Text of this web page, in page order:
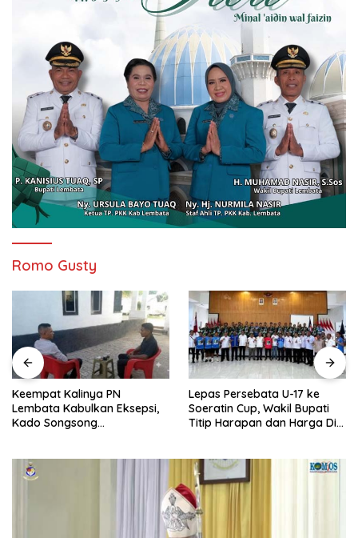
Romo Gusty
Keempat Kalinya PN
Lembata Kabulkan Eksepsi,
Kado Songsong
Lepas Persebata U-17 ke
Soeratin Cup, Wakil Bupati
Titip Harapan dan Harga Diri